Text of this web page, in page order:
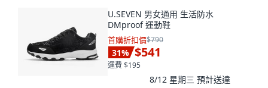
U.SEVEN 男女通用 生活防水
DMproof 運動鞋
首購折扣價$790
31% $541
運費 $195
8/12 星期三 預計送達